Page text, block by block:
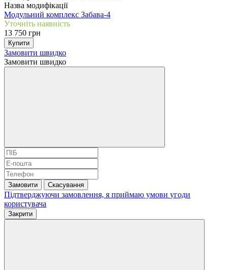
Назва модифікації
Модульний комплекс Забава-4
Уточніть наявність
13 750 грн
Купити
Замовити швидко
Замовити швидко
Замовити Скасування
Підтверджуючи замовлення, я приймаю умови угоди
користувача
Закрити